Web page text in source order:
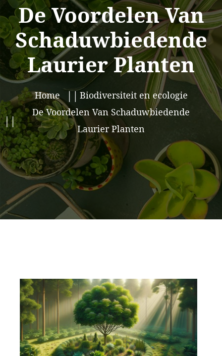
De Voordelen Van
Schaduwbiedende
Laurier Planten
Home
Biodiversiteit en ecologie
De Voordelen Van Schaduwbiedende
Laurier Planten